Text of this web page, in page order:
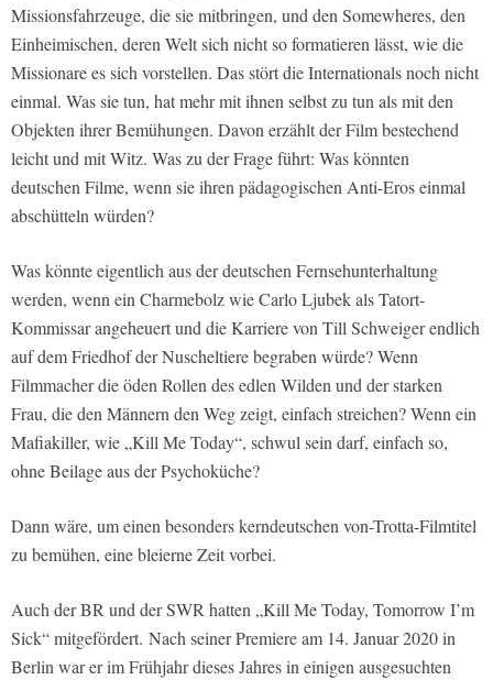
Missionsfahrzeuge, die sie mitbringen, und den Somewheres, den
Einheimischen, deren Welt sich nicht so formatieren lässt, wie die
Missionare es sich vorstellen. Das stört die Internationals noch nicht
einmal. Was sie tun, hat mehr mit ihnen selbst zu tun als mit den
Objekten ihrer Bemühungen. Davon erzählt der Film bestechend
leicht und mit Witz. Was zu der Frage führt: Was könnten
deutschen Filme, wenn sie ihren pädagogischen Anti-Eros einmal
abschütteln würden?
Was könnte eigentlich aus der deutschen Fernsehunterhaltung
werden, wenn ein Charmebolz wie Carlo Ljubek als Tatort-
Kommissar angeheuert und die Karriere von Till Schweiger endlich
auf dem Friedhof der Nuscheltiere begraben würde? Wenn
Filmmacher die öden Rollen des edlen Wilden und der starken
Frau, die den Männern den Weg zeigt, einfach streichen? Wenn ein
Mafiakiller, wie „Kill Me Today“, schwul sein darf, einfach so,
ohne Beilage aus der Psychoküche?
Dann wäre, um einen besonders kerndeutschen von-Trotta-Filmtitel
zu bemühen, eine bleierne Zeit vorbei.
Auch der BR und der SWR hatten „Kill Me Today, Tomorrow I’m
Sick“ mitgefördert. Nach seiner Premiere am 14. Januar 2020 in
Berlin war er im Frühjahr dieses Jahres in einigen ausgesuchten